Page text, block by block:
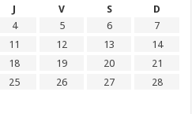
J V S
D
4 5 6
7
11 12 13
14
18 19 20
21
25 26 27
28